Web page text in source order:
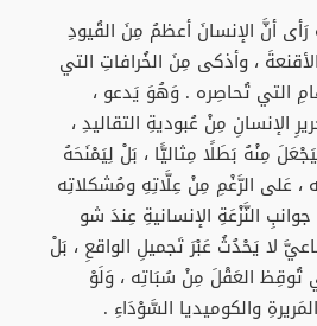
أنَّ الإنسانَ أعظمُ مِنَ القُيودِ
، وأذكى مِنَ الخُرافاتِ التي
التي تُحاصِره . وَهُوَ يَدعو ،
الإنسانِ مِنْ عُبوديةِ التقاليدِ ،
مِنْهُ بَطَلًا مِثاليًّا ، بَلْ لِيَمْنَحَهُ
عَلى الرَّغْمِ مِنْ عِلَّاتِهِ ومُشكلاتِه
النَّزْعَةِ الإنسانيةِ عِندَ شو
لا يَحْدُثُ عَبْرَ تَجميلِ الواقعِ ، بَلْ
تُوقِظ العَقْلَ مِنْ سُبَاتِه ، وَلَوْ
والكوميديا السَّوْدَاءِ .